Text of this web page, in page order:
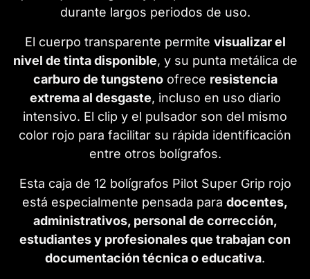
durante largos periodos de uso.
El cuerpo transparente permite visualizar el
nivel de tinta disponible, y su punta metálica de
carburo de tungstenoofrece resistencia
extrema al desgaste, incluso en uso diario
intensivo. El clip y el pulsador son del mismo
color rojo para facilitar su rápida identificación
entre otros bolígrafos.
Esta caja de 12 bolígrafos Pilot Super Grip rojo
está especialmente pensada para docentes,
administrativos, personal de corrección,
estudiantes y profesionales que trabajan con
documentación técnica o educativa.